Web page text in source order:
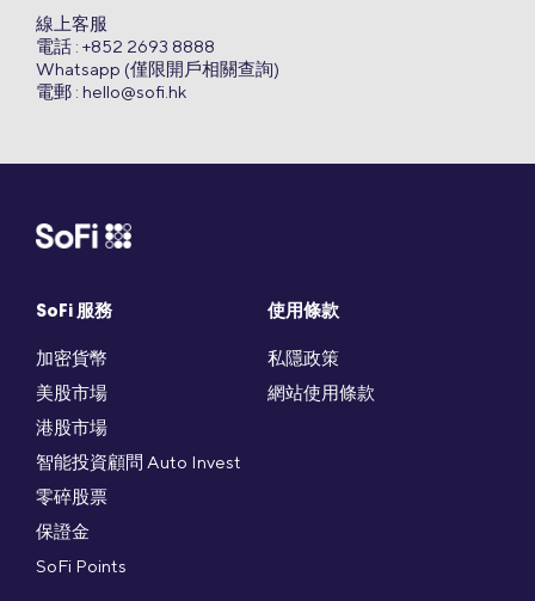
SoFi 服務
加密貨幣
美股市場
港股市場
智能投資顧問 Auto Invest
零碎股票
保證金
SoFi Points
使用條款
私隱政策
網站使用條款
線上客服
電話 : +852 2693 8888
Whatsapp (僅限開戶相關查詢)
電郵 : hello@sofi.hk